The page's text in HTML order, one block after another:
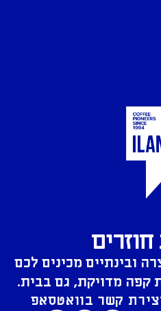
ובינתיים מכינים לכם
קפה מדויקת, גם בבית.